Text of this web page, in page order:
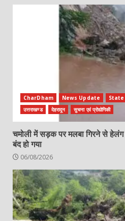
CharDham News Update
उत्तराखण्ड
देहरादून सुचना एवं प्रोद्योगिकी
चमोली में सड़क पर मलबा गिरने से
बंद हो गया
06/08/2026